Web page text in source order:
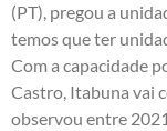
(PT), pregou a
temos que ter
Com a capacidade
Castro, Itabuna vai
observou entre